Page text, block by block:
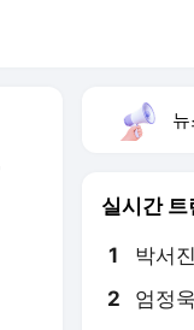
뉴
실시간 트
1 박서
2 엄정